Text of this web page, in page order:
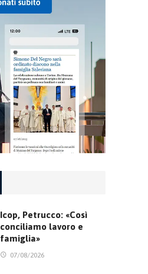
Icop, Petrucco: «Così
conciliamo lavoro e
famiglia»
07/08/2026